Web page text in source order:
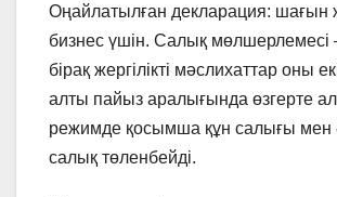
Оңайлатылған декларация: шағын
бизнес үшін. Салық мөлшерлемесі
бірақ жергілікті мәслихаттар оны
алты пайыз аралығында өзгерте
режимде қосымша құн салығы мен
салық төленбейді.